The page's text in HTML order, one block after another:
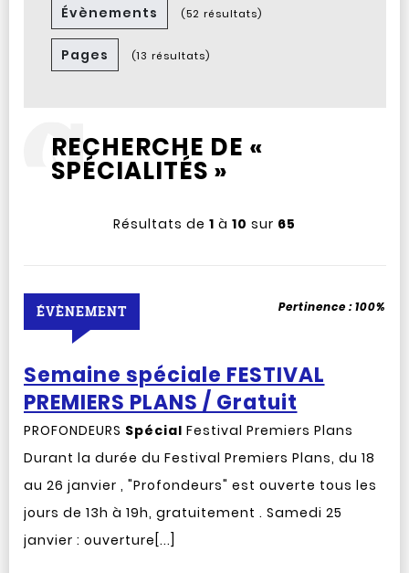
Évènements (52 résultats)
Pages (13 résultats)
RECHERCHE DE «
SPÉCIALITÉS »
Résultats de 1 à 10 sur 65
Semaine spéciale FESTIVAL
PREMIERS PLANS / Gratuit
ÉVÈNEMENT Pertinence :100%
PROFONDEURS Spécial Festival Premiers Plans
Durant la durée du Festival Premiers Plans, du 18
au 26 janvier , "Profondeurs" est ouverte tous les
jours de 13h à 19h, gratuitement . Samedi 25
janvier : ouverture[...]